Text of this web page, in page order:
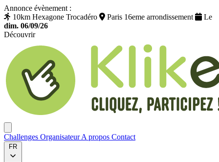
Annonce évènement :
10km Hexagone Trocadéro
Paris 16eme arrondissement
Le
dim. 06/09/26
Découvrir
Challenges OrganisateurA propos Contact
FR